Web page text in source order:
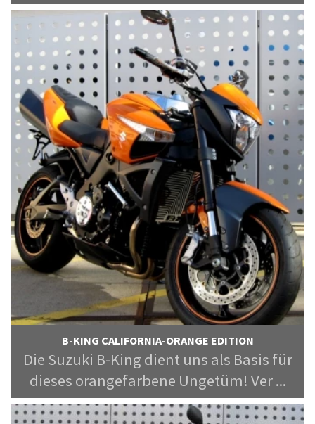
B-KING CALIFORNIA-ORANGE EDITION
Die Suzuki B-King dient uns als Basis für
dieses orangefarbene Ungetüm! Ver ...